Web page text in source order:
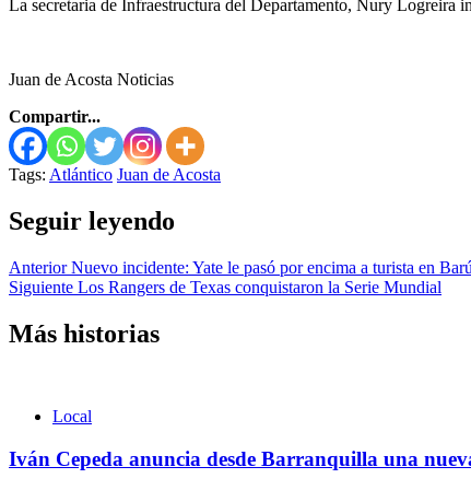
La secretaria de Infraestructura del Departamento, Nury Logreira
Juan de Acosta Noticias
Compartir...
Tags: Atlántico Juan de Acosta
Seguir leyendo
AnteriorNuevo incidente: Yate le pasó por encima a turista en Barú
Siguiente Los Rangers de Texas conquistaron la Serie Mundial
Más historias
Local
Iván Cepeda anuncia desde Barranquilla una